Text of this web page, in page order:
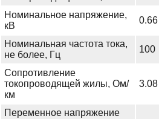
Номинальное напряжение,
кВ
0.66
Номинальная частота тока,
не более, Гц
100
Сопротивление
токопроводящей жилы, Ом/
км
3.08
Переменное напряжение